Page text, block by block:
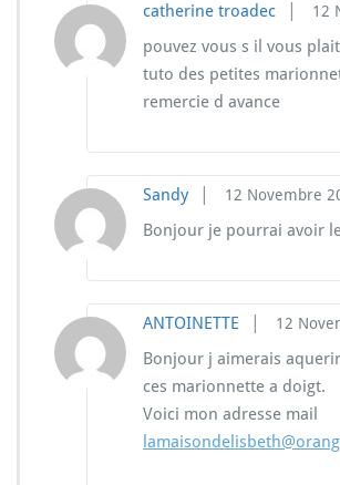
catherine troadec 12
pouvez vous s il vous
tuto des petites
remercie d avance
Sandy 12 Novembre
Bonjour je pourrai avoir
ANTOINETTE 12
Bonjour j aimerais
ces marionnette a doigt.
Voici mon adresse mail